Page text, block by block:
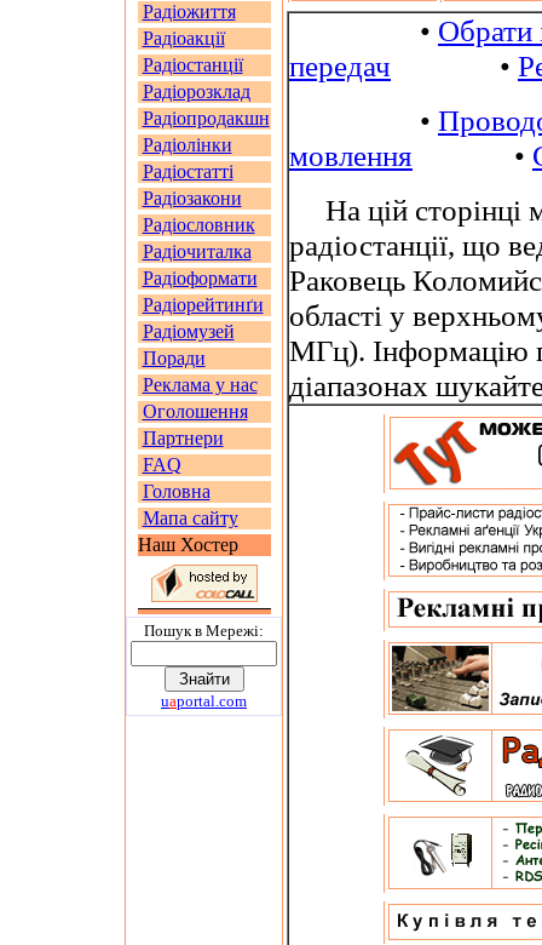
Радіожиття
Радіоакції
Радіостанції
Радіорозклад
Радіопродакшн
Радіолінки
Радіостатті
Радіозакони
Радіословник
Радіочиталка
Радіоформати
Радіорейтинґи
Радіомузей
Поради
Реклама у нас
Оголошення
Партнери
FAQ
Головна
Мапа сайту
Наш Хостер
Пошук в Мережi:
uaportal.com
• Обрати
передач •
•
мовлення •
На цій сторінці
радіостанції, що
Раковець
області у
МГц). Інформацію
діапазонах